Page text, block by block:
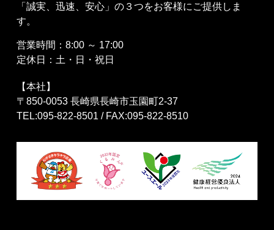
「誠実、迅速、安心」の３つをお客様にご提供しま
す。
営業時間：8:00 ～ 17:00
定休日：土・日・祝日
【本社】
〒850-0053 長崎県長崎市玉園町2-37
TEL:095-822-8501 / FAX:095-822-8510